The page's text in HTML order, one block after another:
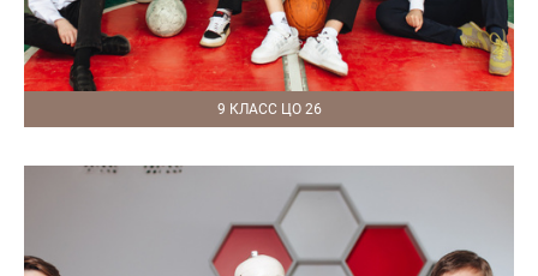
9 КЛАСС ЦО 26